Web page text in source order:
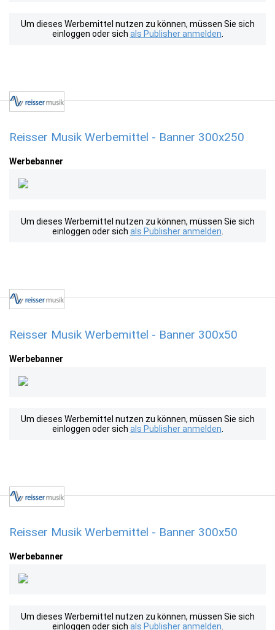
Um dieses Werbemittel nutzen zu können, müssen Sie sich
einloggen oder sich als Publisher anmelden
Reisser Musik Werbemittel - Banner 300x250
Werbebanner
Um dieses Werbemittel nutzen zu können, müssen Sie sich
einloggen oder sich als Publisher anmelden
Reisser Musik Werbemittel - Banner 300x50
Werbebanner
Um dieses Werbemittel nutzen zu können, müssen Sie sich
einloggen oder sich als Publisher anmelden
Reisser Musik Werbemittel - Banner 300x50
Werbebanner
Um dieses Werbemittel nutzen zu können, müssen Sie sich
einloggen oder sich als Publisher anmelden